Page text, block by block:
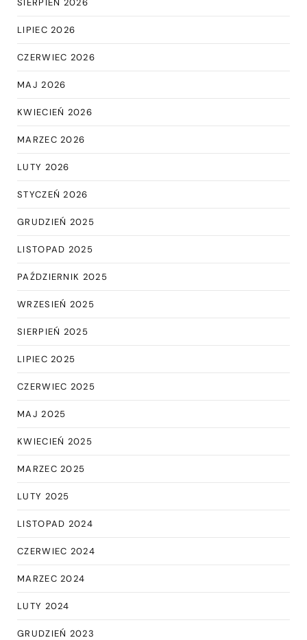
LIPIEC 2026
CZERWIEC 2026
MAJ 2026
KWIECIEŃ 2026
MARZEC 2026
LUTY 2026
STYCZEŃ 2026
GRUDZIEŃ 2025
LISTOPAD 2025
PAŹDZIERNIK 2025
WRZESIEŃ 2025
SIERPIEŃ 2025
LIPIEC 2025
CZERWIEC 2025
MAJ 2025
KWIECIEŃ 2025
MARZEC 2025
LUTY 2025
LISTOPAD 2024
CZERWIEC 2024
MARZEC 2024
LUTY 2024
GRUDZIEŃ 2023